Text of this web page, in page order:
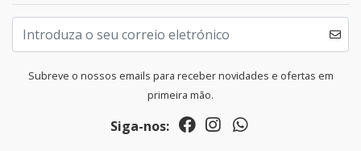
Subreve o nossos emails para receber novidades e ofertas em
primeira mão.
Siga-nos: